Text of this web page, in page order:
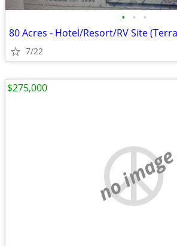
• • •
80 Acres - Hotel/Resort/RV Site
7/22
no image
$275,000